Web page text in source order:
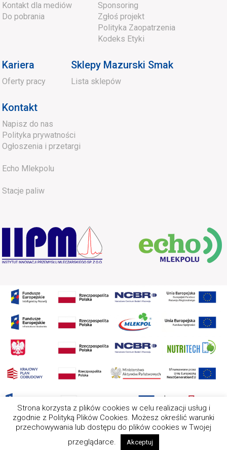
Kontakt dla mediów
Do pobrania
Sponsoring
Zgłoś projekt
Polityka Zaopatrzenia
Kodeks Etyki
Kariera
Oferty pracy
Sklepy Mazurski Smak
Lista sklepów
Kontakt
Napisz do nas
Polityka prywatności
Ogłoszenia i przetargi
Echo Mlekpolu
Stacje paliw
2025 Wszystkie prawa zastrzeżone. Nota prawna Ten serwis
wykorzystuje pliki cookies. Wszystkie zasady ich używania
opisaliśmy w Polityce Cookies.
Strona korzysta z plików cookies w celu realizacji usług i
zgodnie z Polityką Plików Cookies. Możesz określić warunki
przechowywania lub dostępu do plików cookies w Twojej
przeglądarce.
Akceptuj